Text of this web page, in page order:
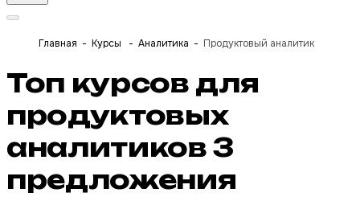
Главная Курсы Аналитика Продуктовый аналитик
Топ курсов для
продуктовых
аналитиков3
предложения